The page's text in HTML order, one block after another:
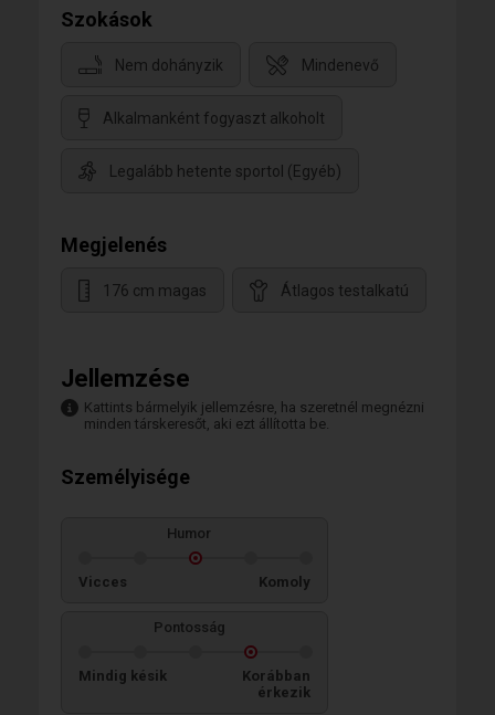
Szokások
Nem dohányzik Mindenevő
Alkalmanként fogyaszt alkoholt
Legalább hetente sportol (Egyéb)
Megjelenés
176 cm magas Átlagos testalkatú
Jellemzése
Kattints bármelyik jellemzésre, ha szeretnél megnézni
minden társkeresőt, aki ezt állította be.
Személyisége
Humor
Vicces Komoly
Pontosság
Mindig késik
Korábban
érkezik